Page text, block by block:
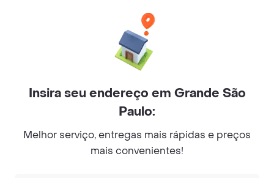
Facebook
Twitter
©2026Rappi Inc. All rights reserved.
© Copyright 2024 - Todos os direitos reservados de RAPPI.
Insira seu endereço em Grande São
Paulo:
Melhor serviço, entregas mais rápidas e preços
mais convenientes!